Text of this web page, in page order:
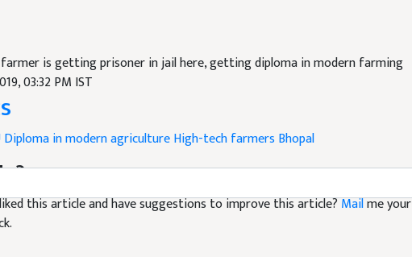
is getting prisoner in jail here, getting diploma in modern farming
03:32 PM IST
Diploma in modern agricultureHigh-tech farmers Bhopal
this article and have suggestions to improve this article?Mailme your